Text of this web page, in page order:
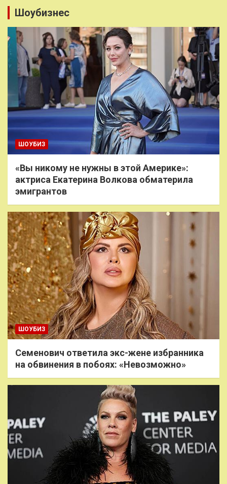
Шоубизнес
ШОУБИЗ
«Вы никому не нужны в этой Америке»:
актриса Екатерина Волкова обматерила
эмигрантов
ШОУБИЗ
Семенович ответила экс-жене избранника
на обвинения в побоях: «Невозможно»